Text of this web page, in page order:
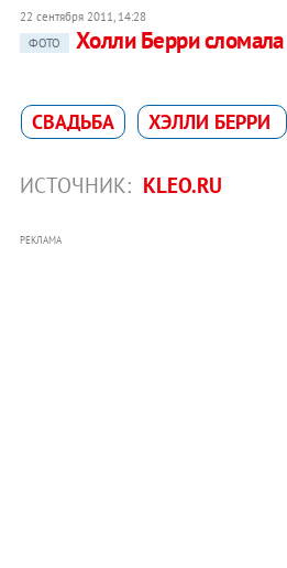
22 сентября 2011, 14:28
ФОТО
Холли Берри сломала
СВАДЬБА ХЭЛЛИ БЕРРИ
ИСТОЧНИК: KLEO.RU
РЕКЛАМА